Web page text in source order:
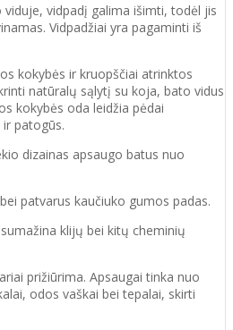
vidpadį galima išimti, todėl jis
Vidpadžiai yra pagaminti iš
kokybės ir kruopščiai atrinktos
natūralų sąlytį su koja, bato vidus
kokybės oda leidžia pėdai
patogūs.
dizainas apsaugo batus nuo
patvarus kaučiuko gumos padas.
klijų bei kitų cheminių
prižiūrima. Apsaugai tinka nuo
odos vaškai bei tepalai, skirti